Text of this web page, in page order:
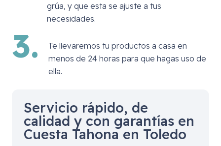
grúa, y que esta se ajuste a tus
necesidades.
3.
Te llevaremos tu productos a casa en
menos de 24 horas para que hagas uso de
ella.
Servicio rápido, de
calidad y con garantías en
Cuesta Tahona en Toledo